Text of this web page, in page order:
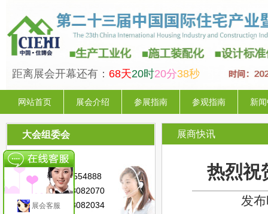
距离展会开幕还有： 68天20时20分37秒
网站首页 展会介绍 参展指南 参观指南 新
大会组委会
联系人：陈 星
手 机：13683554888
电 话：010-88082070
传 真：010-88082034
展商快讯
热烈祝
发
展会客服